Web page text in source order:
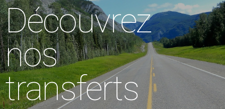
Découvrez
nos
transferts